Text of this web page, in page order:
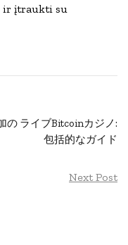
ir įtraukti su
の ライブBitcoinカジノ:
包括的なガイド
Next Post